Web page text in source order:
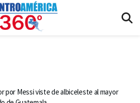
por Messi viste de albiceleste al mayor